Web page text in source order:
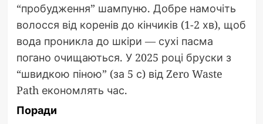
“пробудження” шампуню. Добре намочіть
волосся від коренів до кінчиків (1-2 хв), щоб
вода проникла до шкіри — сухі пасма
погано очищаються. У 2025 році бруски з
“швидкою піною” (за 5 с) від Zero Waste
Path економлять час.
Поради